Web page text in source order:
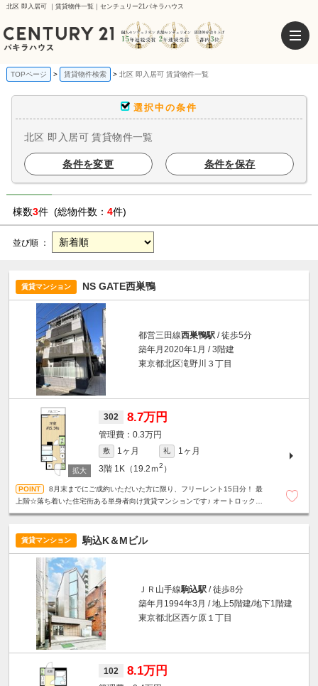
北区 即入居可 ｜賃貸物件一覧｜センチュリー21パキラハウス
TOPページ 賃貸物件検索 北区 即入居可 賃貸物件一覧
選択中の条件
北区 即入居可 賃貸物件一覧
条件を変更 条件を保存
棟数3件 (総物件数： 4件)
並び順 ：
賃貸マンション NS GATE西巣鴨
都営三田線西巣鴨駅 / 徒歩5分
築年月2020年1月 / 3階建
東京都北区滝野川３丁目
302 8.7万円
0.3万円
敷 1ヶ月 礼
1ヶ月
3階 1K（19.2ｍ2 ）
8月末までにご成約いただいた方に限り、フリーレント15日分！ 最
上階☆落ち着いた住宅街ある単身者向け賃貸マンションです♪ オートロック☆
賃貸マンション 駒込K＆Mビル
ＪＲ山手線駒込駅 / 徒歩8分
築年月1994年3月 / 地上5階建/地下1階建
東京都北区西ケ原１丁目
102 8.1万円